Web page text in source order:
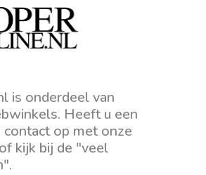
is onderdeel van
Heeft u een
contact op met onze
kijk bij de "veel